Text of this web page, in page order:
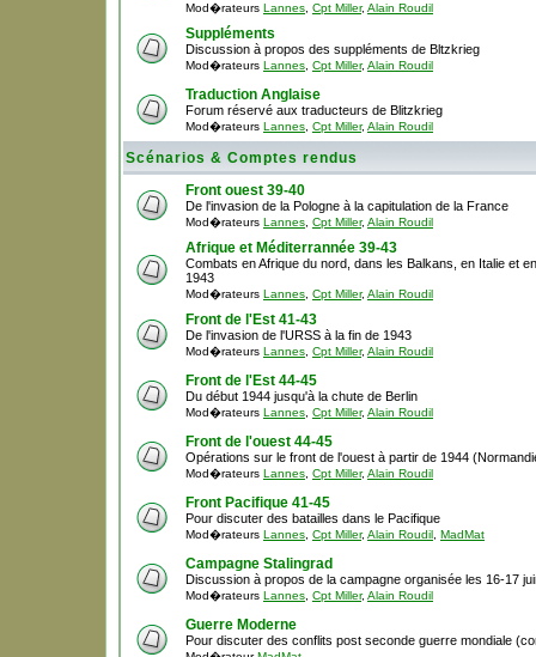
Mod�rateurs Lannes Cpt Miller, Alain Roudil
Suppléments
Discussion à propos des suppléments de Bltzkrieg
Mod�rateurs Lannes Cpt Miller, Alain Roudil
Traduction Anglaise
Forum réservé aux traducteurs de Blitzkrieg
Mod�rateurs Lannes Cpt Miller, Alain Roudil
Scénarios & Comptes rendus
Front ouest 39-40
De l'invasion de la Pologne à la capitulation de la France
Mod�rateurs Lannes Cpt Miller, Alain Roudil
Afrique et Méditerrannée 39-43
Combats en Afrique du nord, dans les Balkans, en Italie et
1943
Mod�rateurs Lannes Cpt Miller, Alain Roudil
Front de l'Est 41-43
De l'invasion de l'URSS à la fin de 1943
Mod�rateurs Lannes Cpt Miller, Alain Roudil
Front de l'Est 44-45
Du début 1944 jusqu'à la chute de Berlin
Mod�rateurs Lannes Cpt Miller, Alain Roudil
Front de l'ouest 44-45
Opérations sur le front de l'ouest à partir de 1944
Mod�rateurs Lannes Cpt Miller, Alain Roudil
Front Pacifique 41-45
Pour discuter des batailles dans le Pacifique
Mod�rateurs Lannes Cpt Miller, Alain Roudil MadMat
Campagne Stalingrad
Discussion à propos de la campagne organisée les 16-17
Mod�rateurs Lannes Cpt Miller, Alain Roudil
Guerre Moderne
Pour discuter des conflits post seconde guerre mondiale